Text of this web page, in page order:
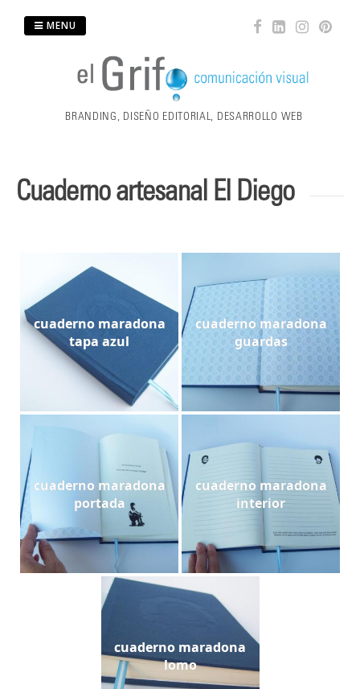
BRANDING, DISEÑO EDITORIAL, DESARROLLO WEB
MENU
Cuaderno artesanal El Diego
cuaderno maradona
tapa azul
cuaderno maradona
guardas
cuaderno maradona
portada
cuaderno maradona
interior
cuaderno maradona
lomo